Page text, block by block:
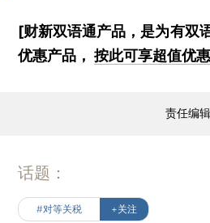
[财新双语通产品，是为有双
优惠产品，按此可享超值优
责任编
话题：
#对等关税 +关注